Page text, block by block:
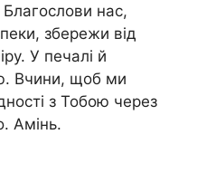
нас,
збережи від
У печалі й
Вчини, щоб ми
з Тобою через
Амінь.